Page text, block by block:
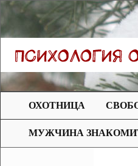
ОХОТНИЦА
МУЖЧИНА